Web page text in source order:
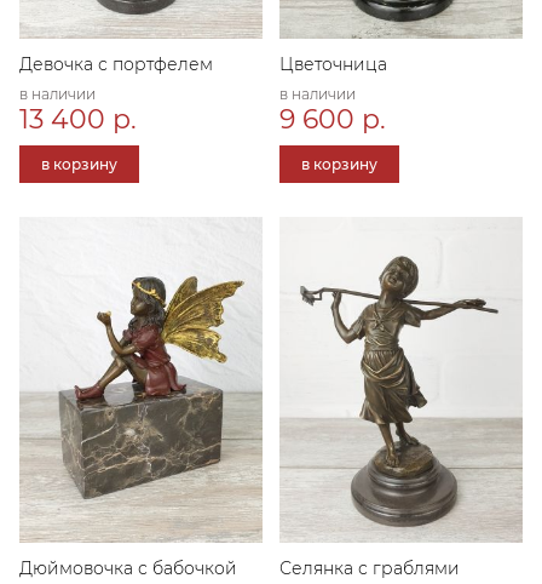
Девочка с портфелем
в наличии
13 400 р.
в корзину
Цветочница
в наличии
9 600 р.
в корзину
Дюймовочка с бабочкой Селянка с граблями